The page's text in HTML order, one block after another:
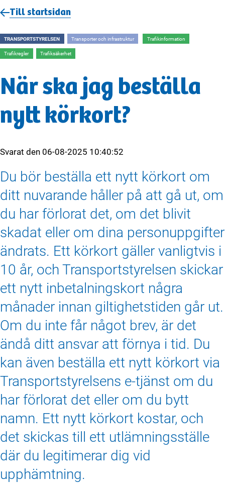
Till startsidan
TRANSPORTSTYRELSEN Transporter och infrastruktur Trafikinformation
Trafikregler Trafiksäkerhet
När ska jag beställa
nytt körkort?
Svarat den 06-08-2025 10:40:52
Du bör beställa ett nytt körkort om
ditt nuvarande håller på att gå ut, om
du har förlorat det, om det blivit
skadat eller om dina personuppgifter
ändrats. Ett körkort gäller vanligtvis i
10 år, och Transportstyrelsen skickar
ett nytt inbetalningskort några
månader innan giltighetstiden går ut.
Om du inte får något brev, är det
ändå ditt ansvar att förnya i tid. Du
kan även beställa ett nytt körkort via
Transportstyrelsens e-tjänst om du
har förlorat det eller om du bytt
namn. Ett nytt körkort kostar, och
det skickas till ett utlämningsställe
där du legitimerar dig vid
upphämtning.